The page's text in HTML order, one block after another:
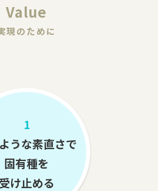
Value
現のために
1
うな素直さで
固有種を
受け止める